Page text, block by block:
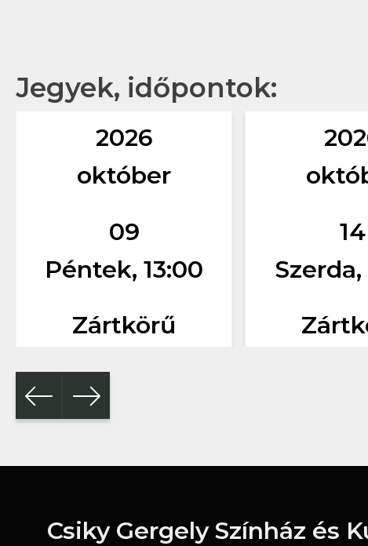
Jegyek, időpontok:
2026
október
09
Péntek, 13:00
Zártkörű
14
Szerda,
Csiky Gergely Színház és